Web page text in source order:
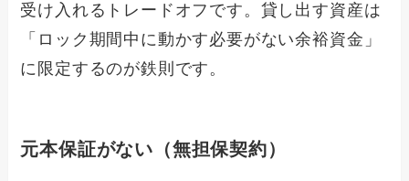
受け入れるトレードオフです。貸し出す資産は
「ロック期間中に動かす必要がない余裕資金」
に限定するのが鉄則です。
元本保証がない（無担保契約）